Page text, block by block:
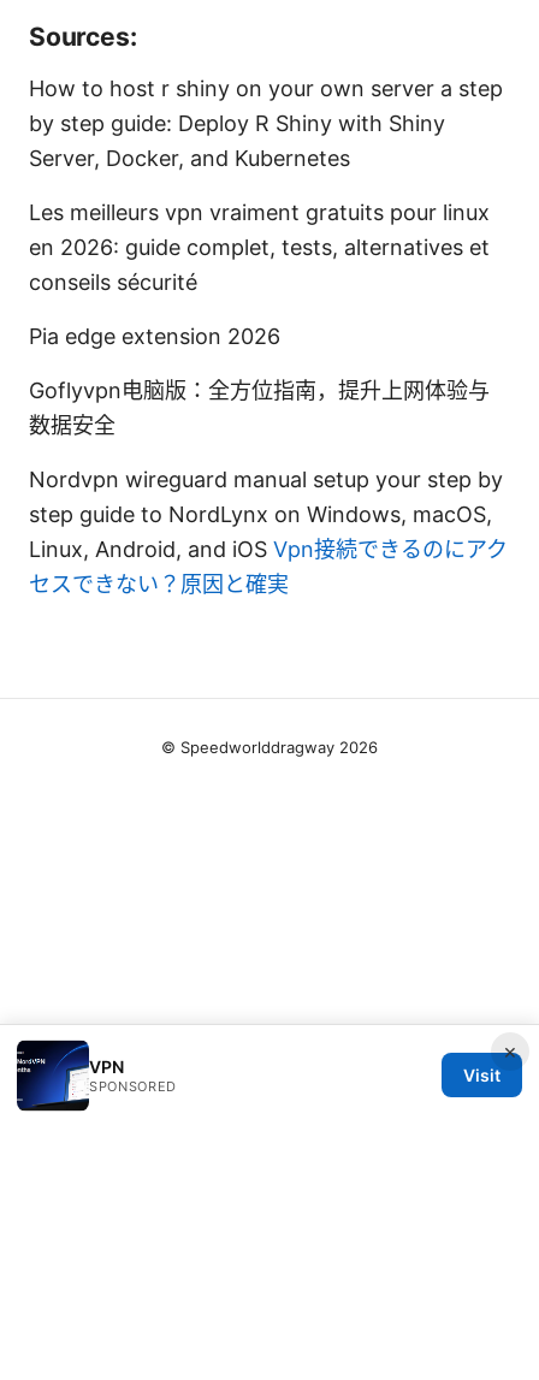
Sources:
How to host r shiny on your own server a step
by step guide: Deploy R Shiny with Shiny
Server, Docker, and Kubernetes
Les meilleurs vpn vraiment gratuits pour linux
en 2026: guide complet, tests, alternatives et
conseils sécurité
Pia edge extension 2026
Goflyvpn电脑版：全方位指南，提升上网体验与
数据安全
Nordvpn wireguard manual setup your step by
step guide to NordLynx on Windows, macOS,
Linux, Android, and iOS Vpn接続できるのにアク
セスできない？原因と確実
×
VPN
SPONSORED
Visit
© Speedworlddragway 2026